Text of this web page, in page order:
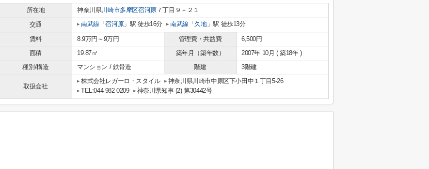
所在地 神奈川県川崎市多摩区宿河原７丁目９－２１
交通
南武線 「宿河原」駅 徒歩16分 南武線 「 久地」駅 徒歩13分
賃料 8.9万円～9万円 管理費・共益費
6,500円
面積
19.87㎡ 築年月（築年数）
2007年 10月 ( 築18年 )
種別/構造
マンション / 鉄骨造 階建 3階建
取扱会社
株式会社レガーロ・スタイル
神奈川県川崎市中原区下小田中１丁目5-26
TEL:044-982-0209
神奈川県知事 (2) 第30442号